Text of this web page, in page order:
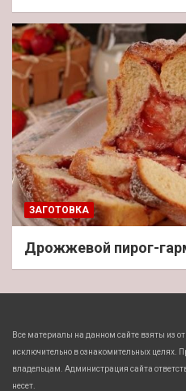
ЗАГОТОВКА
Дрожжевой пирог-
Все материалы на данном сайте взяты из
исключительно в ознакомительных целях.
владельцам. Администрация сайта
несет.